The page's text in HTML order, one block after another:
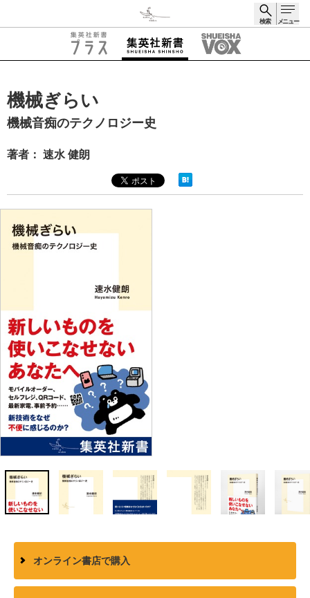
検索 メニュー
機械ぎらい
機械音痴のテクノロジー史
著者： 速水 健朗
オンライン書店で購入